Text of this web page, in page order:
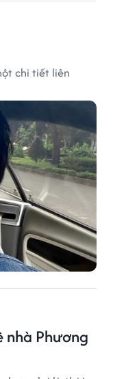
chi tiết liên
nhà Phương